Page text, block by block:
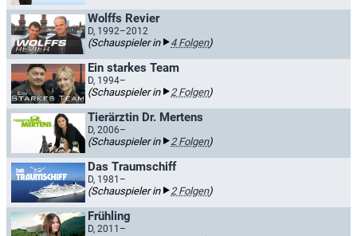
Wolffs Revier
D, 1992–2012
(Schauspieler in 4 Folgen)
Ein starkes Team
D, 1994–
(Schauspieler in 2 Folgen)
Tierärztin Dr. Mertens
D, 2006–
(Schauspieler in 2 Folgen)
Das Traumschiff
D, 1981–
(Schauspieler in 2 Folgen)
Frühling
D, 2011–